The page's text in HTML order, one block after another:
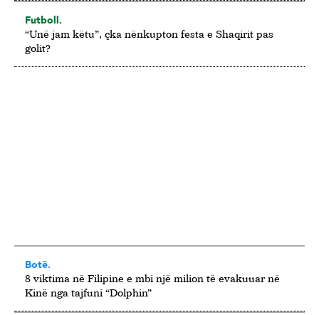
Futboll.
“Unë jam këtu”, çka nënkupton festa e Shaqirit pas
golit?
Botë.
8 viktima në Filipine e mbi një milion të evakuuar në
Kinë nga tajfuni “Dolphin”